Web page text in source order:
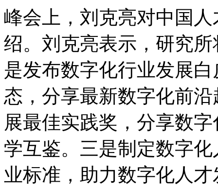
峰会上，刘克亮对中国
绍。刘克亮表示，研究
是发布数字化行业发展
态，分享最新数字化前
展最佳实践奖，分享数
学互鉴。三是制定数字
业标准，助力数字化人